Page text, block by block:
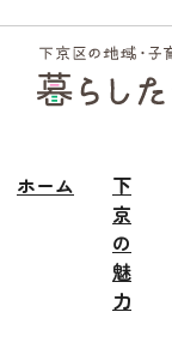
フッ
ター
ホーム
下
京
の
魅
力